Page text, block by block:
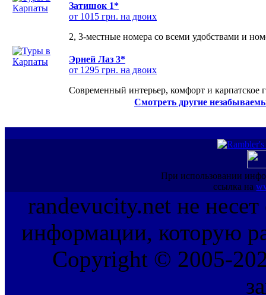
Затишок 1*
от 1015 грн. на двоих
2, 3-местные номера со всеми удобствами и
Эрней Лаз 3*
от 1295 грн. на двоих
Современный интерьер, комфорт и карпатское
Смотреть другие
При использовании
ссылка на
randevucity.net не несет
информации, которую
Copyright © 2005-